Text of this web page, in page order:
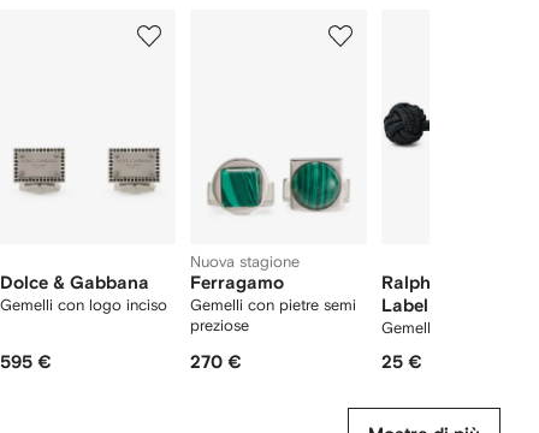
Dolce & Gabbana
Gemelli con logo inciso
595 €
Nuova stagione
Ferragamo
Gemelli con pietre semi
preziose
270 €
Ralph Lauren
Label
Gemelli con nodo
25 €